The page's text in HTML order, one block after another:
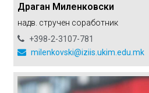
Драган Миленковски
надв. стручен соработник
+398-2-3107-781
milenkovski@iziis.ukim.edu.mk